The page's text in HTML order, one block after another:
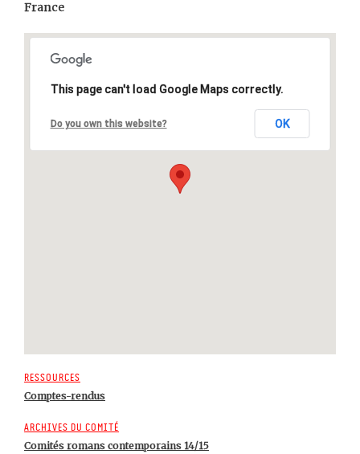
France
This page can't load Google Maps correctly.
Do you own this website? OK
Ressources
Comptes-rendus
Archives du comité
Comités romans contemporains 14/15